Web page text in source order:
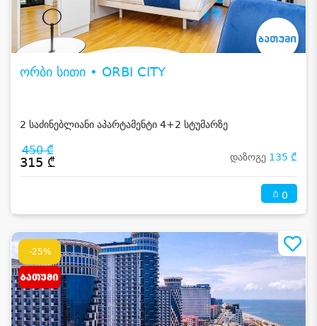
ორბი სითი • ORBI CITY
2 საძინებლიანი აპარტამენტი 4+2 სტუმარზე
450 ₾
315 ₾ დაზოგე 135 ₾
0
-25%